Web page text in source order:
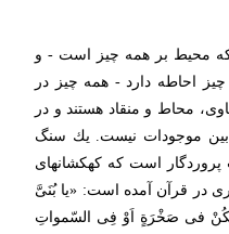
كه محیط بر همه چیز است - و
احاطه دارد - همه چیز در
محاط و منقاد هستند و در
بین موجودات نیست. یك سنگ
است كه كهكشانهاى
در قرآن آمده است: «یا بُنَىَّ
فى صَخْرَةٍ اَوْ فِى السّمواتِ